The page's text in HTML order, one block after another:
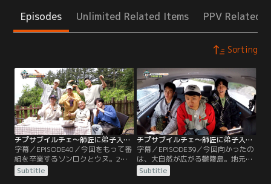
Episodes Unlimited Related Items PPV Related
Sorting
チプサブイルチェ～師匠に弟子入り（チャ・ウヌ特集） 第40話（最終話）／字幕
字幕／EPISODE40／今回をもって番
組を卒業するソンロクとウヌ。2人
との最後の思い出を作るべく、メン
バーたちは海へ向かった。寂しさを
Subtitle
チプサブイルチェ～師匠に弟子入り（チャ・ウヌ特集） 第39話／字幕
字幕／EPISODE39／今回向かったの
は、大自然が広がる鬱陵島。地元の
グルメを堪能したメンバーたちは師
匠の自宅へ向かうが、スケールの大
Subtitle